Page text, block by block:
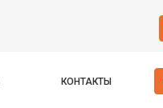
КОНТАКТЫ